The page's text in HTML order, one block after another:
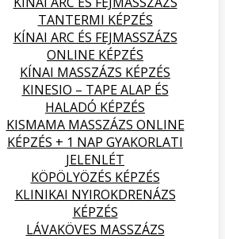
TANTERMI KÉPZÉS
KÍNAI ARC ÉS FEJMASSZÁZS
ONLINE KÉPZÉS
KÍNAI MASSZÁZS KÉPZÉS
KINESIO – TAPE ALAP ÉS
HALADÓ KÉPZÉS
KISMAMA MASSZÁZS ONLINE
KÉPZÉS + 1 NAP GYAKORLATI
JELENLÉT
KÖPÖLYÖZÉS KÉPZÉS
KLINIKAI NYIROKDRENÁZS
KÉPZÉS
LÁVAKÖVES MASSZÁZS